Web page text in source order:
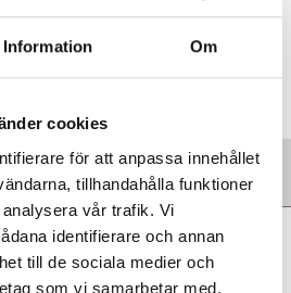
Information Om
cookies
för att anpassa innehållet
tillhandahålla funktioner
vår trafik. Vi
identifierare och annan
till de sociala medier och
som vi samarbetar med.